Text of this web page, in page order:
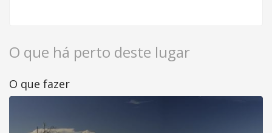
O que há perto deste lugar
O que fazer